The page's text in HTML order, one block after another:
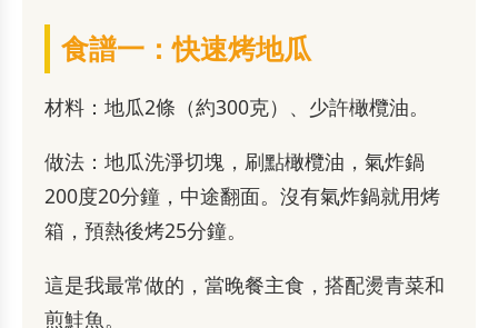
食譜一：快速烤地瓜
材料：地瓜2條（約300克）、少許橄欖油。
做法：地瓜洗淨切塊，刷點橄欖油，氣炸鍋
200度20分鐘，中途翻面。沒有氣炸鍋就用烤
箱，預熱後烤25分鐘。
這是我最常做的，當晚餐主食，搭配燙青菜和
煎鮭魚。